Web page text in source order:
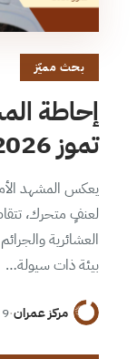
بحث مميّز
إحاطة
تموز 2026-
يعكس المشهد
لعنفٍ متحرك،
العشائرية
بيئة ذات سيولة…
مركز عمران·9 أغسطس 2026